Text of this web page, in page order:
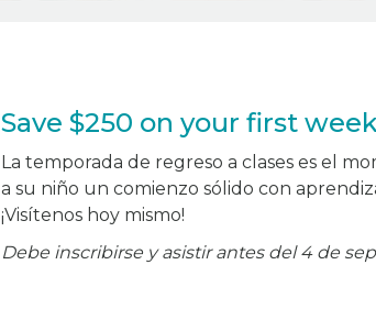
Save $250 on your first
La temporada de regreso a clases es el
a su niño un comienzo sólido con
¡Visítenos hoy mismo!
Debe inscribirse y asistir antes del 4 de